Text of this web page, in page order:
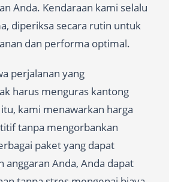
Anda. Kendaraan kami selalu
diperiksa secara rutin untuk
dan performa optimal.
perjalanan yang
harus menguras kantong
kami menawarkan harga
tanpa mengorbankan
paket yang dapat
anggaran Anda, Anda dapat